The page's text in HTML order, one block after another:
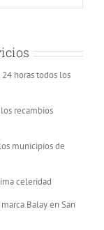
horas todos los
recambios
municipios de
celeridad
Balay en San